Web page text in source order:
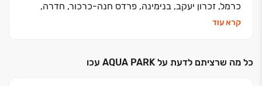
כרמל, זכרון יעקב, בנימינה, פרדס חנה-כרכור, חדרה,
רעננה, תל אביב-יפו, ראש העין, קריית גת, גדרה, רמלה,
תעופה ועוד. מתחמי מסחר/נכסים מניבים - בבעלות
קרא עוד
כל מה שרציתם לדעת על AQUA PARK עכו